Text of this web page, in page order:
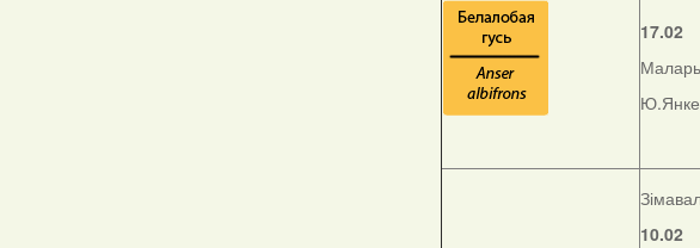
17.02
10.02